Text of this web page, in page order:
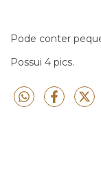
Pode conter
Possui 4 pics.